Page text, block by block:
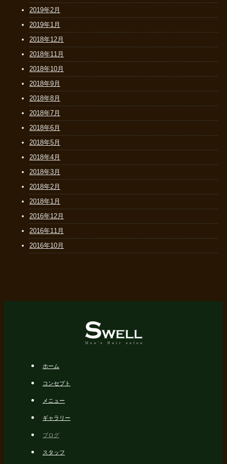
2019年2月
2019年1月
2018年12月
2018年11月
2018年10月
2018年9月
2018年8月
2018年7月
2018年6月
2018年5月
2018年4月
2018年3月
2018年2月
2018年1月
2016年12月
2016年11月
2016年10月
ホーム
コンセプト
メニュー
ギャラリー
ブログ
スタッフ